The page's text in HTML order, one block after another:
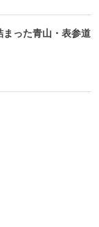
った青山・表参道